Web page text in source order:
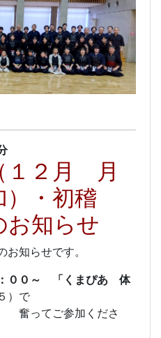
１２月 月
）・初稽
お知らせ
お知らせです。
：００～ 「くまぴあ 体
）で
参加くださ